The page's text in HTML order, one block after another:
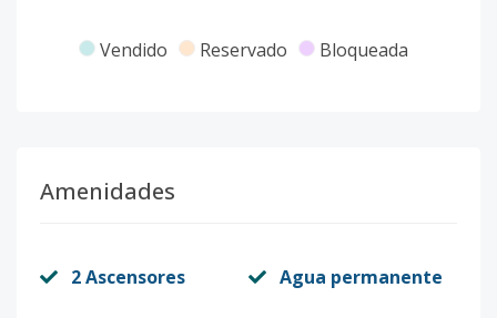
Vendido Reservado Bloqueada
Amenidades
2 Ascensores Agua permanente